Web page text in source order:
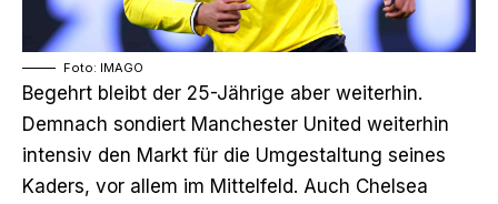
Foto: IMAGO
Begehrt bleibt der 25-Jährige aber weiterhin.
Demnach sondiert Manchester United weiterhin
intensiv den Markt für die Umgestaltung seines
Kaders, vor allem im Mittelfeld. Auch Chelsea